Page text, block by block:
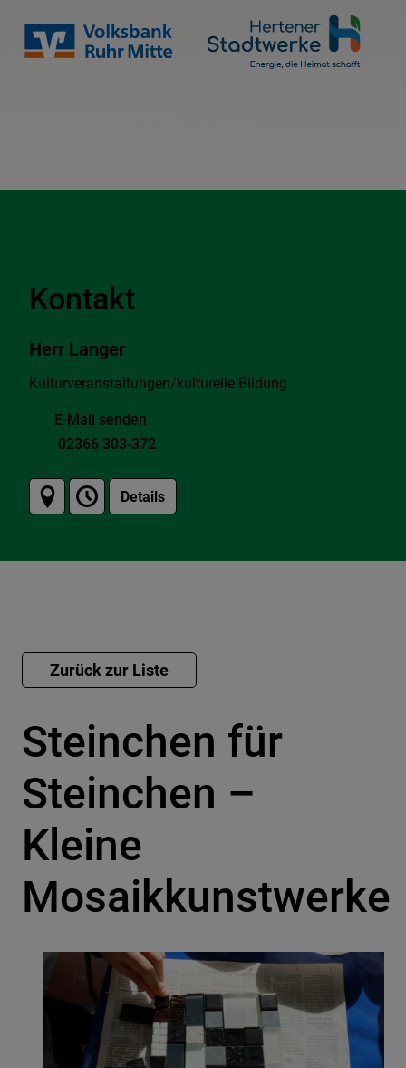
Kontakt
Herr Langer
Kulturveranstaltungen/kulturelle Bildung
E-Mail senden
02366 303-372
Details
Steinchen für
Steinchen –
Kleine
Mosaikkunstwerke